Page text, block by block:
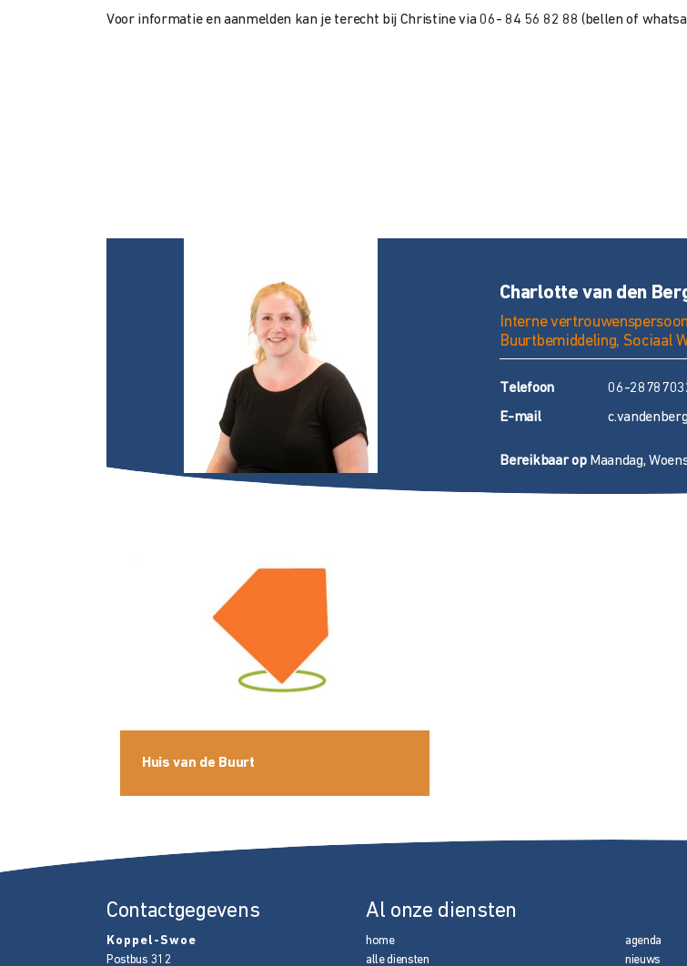
Voor informatie en aanmelden kan je terecht bij Christine via 06- 84 56 82 88 (bellen of
Charlotte van den
Interne
Buurtbemiddeling, Sociaal
Telefoon
06-
E-mail
Bereikbaar opMaandag,
Huis van de Buurt
Contactgegevens
Koppel-Swoe
Postbus 312
Al onze diensten
home
alle diensten
agenda
nieuws